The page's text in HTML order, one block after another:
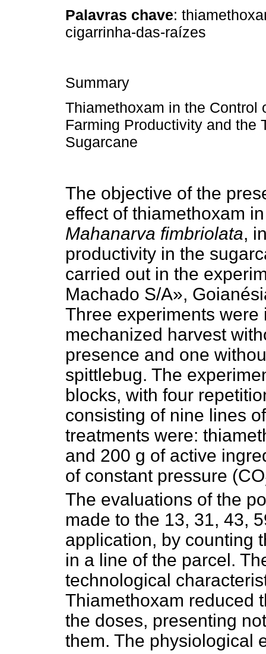
Palavras chave:
cigarrinha-das-raízes
Summary
Thiamethoxam in the Control
Farming Productivity and the
Sugarcane
The objective of the
effect of thiamethoxam
Mahanarva fimbriolata,
productivity in the
carried out in the
Machado S/A»,
Three experiments
mechanized harvest
presence and one
spittlebug. The
blocks, with four
consisting of nine lines
treatments were:
and 200 g of active
of constant pressure (CO
The evaluations of the
made to the 13, 31, 43,
application, by counting
in a line of the parcel.
technological
Thiamethoxam reduced
the doses, presenting
them. The physiological